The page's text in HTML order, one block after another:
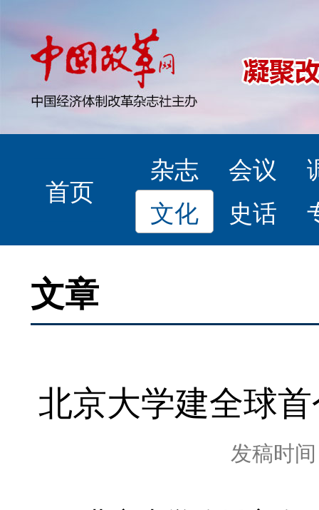
首页
杂志 会议
文化
史话
文章
北京大学建全球
发稿时